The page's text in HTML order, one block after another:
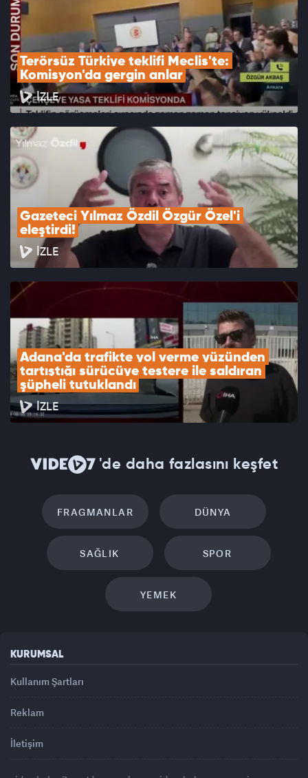
Terörsüz Türkiye teklifi Meclis'te:
Komisyon'da gergin anlar
İZLE
Gazeteci Yılmaz Özdil Özgür Özel'i
eleştirdi!
İZLE
Adana'da trafikte yol verme yüzünden
tartıştığı sürücüye testere ile saldıran
şüpheli tutuklandı
İZLE
'de daha fazlasını keşfet
FRAGMANLAR DÜNYA
SAĞLIK SPOR
YEMEK
KURUMSAL
Kullanım Şartları
Reklam
İletişim